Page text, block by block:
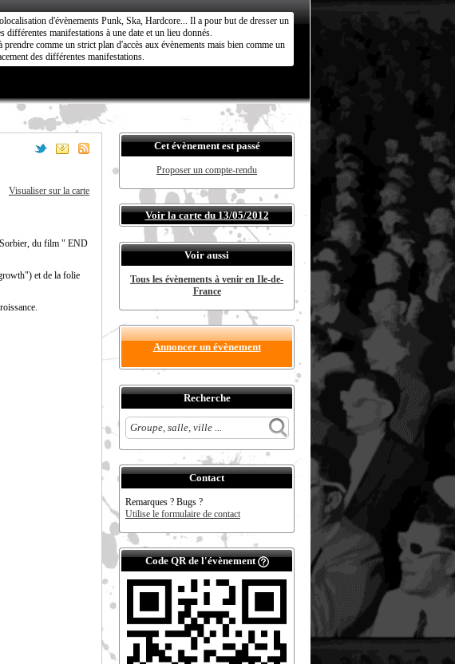
d'évènements Punk, Ska, Hardcore... Il a pour but de dresser un
différentes manifestations à une date et un lieu donnés.
prendre comme un strict plan d'accès aux évènements mais bien comme un
des différentes manifestations.
Visualiser sur la carte
du film " END
et de la folie
Cet évènement est passé
Proposer un compte-rendu
Voir la carte du 13/05/2012
Voir aussi
Tous les évènements à venir en Ile-de-
France
Annoncer un évènement
Recherche
Contact
Remarques ? Bugs ?
Utilise le formulaire de contact
Code QR de l'évènement